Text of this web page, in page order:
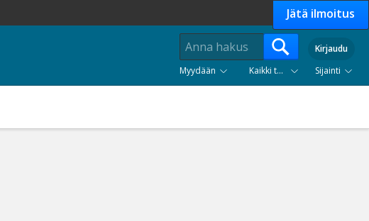
Jätä ilmoitus
Kirjaudu
Myydään
Kaikki tuoteryhmät Sijainti